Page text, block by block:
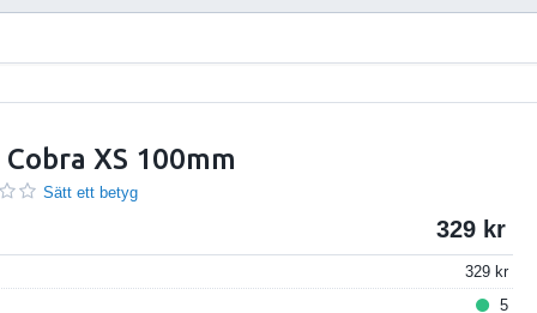
XS 100mm
Sätt ett betyg
329
329
5